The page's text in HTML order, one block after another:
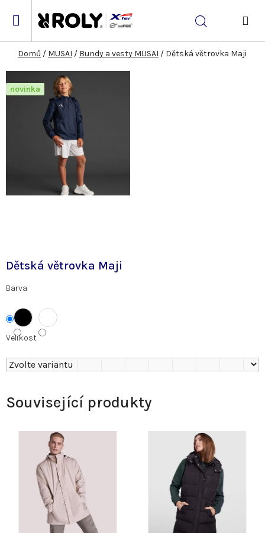
Hledat
Domů / MUSAI / Bundy a vesty MUSAI / Dětská větrovka Maji
Dětská větrovka Maji
Barva
Velikost
novinka
Související produkty